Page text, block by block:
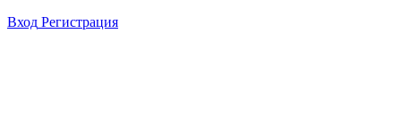
Вход Регистрация